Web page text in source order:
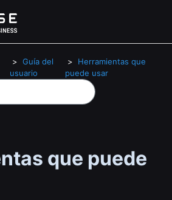
Guía del
usuario
Herramientas que
puede usar
que puede